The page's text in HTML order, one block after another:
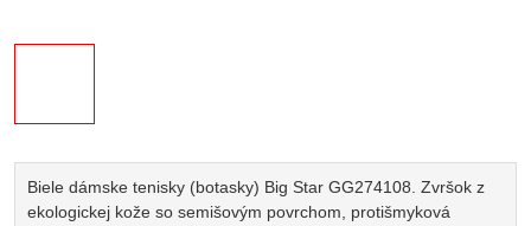
Biele dámske tenisky (botasky) Big Star GG274108. Zvršok z
ekologickej kože so semišovým povrchom, protišmyková